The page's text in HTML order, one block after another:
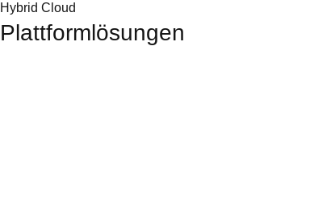
Hybrid Cloud
Plattformlösungen